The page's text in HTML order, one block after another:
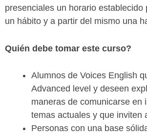
presenciales un horario establecido
un hábito y a partir del mismo una
Quién debe tomar este curso?
Alumnos de Voices English
Advanced level y deseen
maneras de comunicarse en
temas actuales y que inviten
Personas con una base